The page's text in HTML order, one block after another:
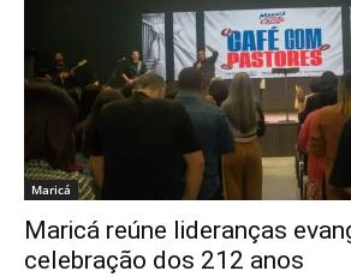
Maricá
Maricá reúne lideranças
celebração dos 212 anos